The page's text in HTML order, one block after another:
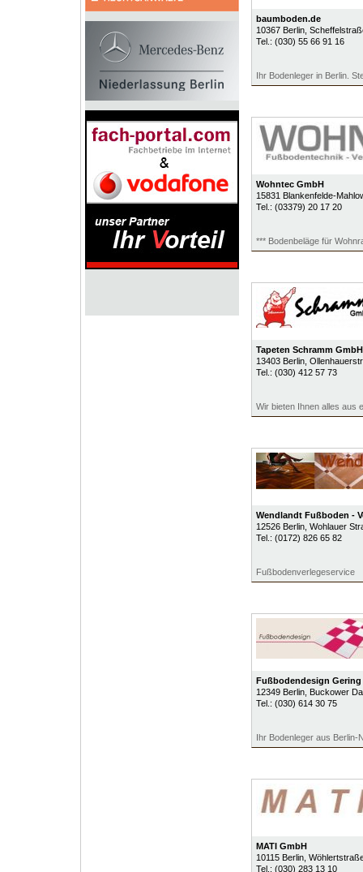
baumboden.de
10367 Berlin,
Tel.: (030) 55 66 91 16
Ihr Bodenleger in Berlin.
Wohntec GmbH
15831 Blankenfelde-
Tel.: (03379) 20 17 20
*** Bodenbeläge für
Tapeten Schramm GmbH
13403 Berlin,
Tel.: (030) 412 57 73
Wir bieten Ihnen alles aus
Wendlandt Fußboden -
12526 Berlin, Wohlauer
Tel.: (0172) 826 65 82
Fußbodenverlegeservice
Fußbodendesign Gering
12349 Berlin, Buckower
Tel.: (030) 614 30 75
Ihr Bodenleger aus Berlin-
MATI GmbH
10115 Berlin,
Tel.: (030) 283 13 10